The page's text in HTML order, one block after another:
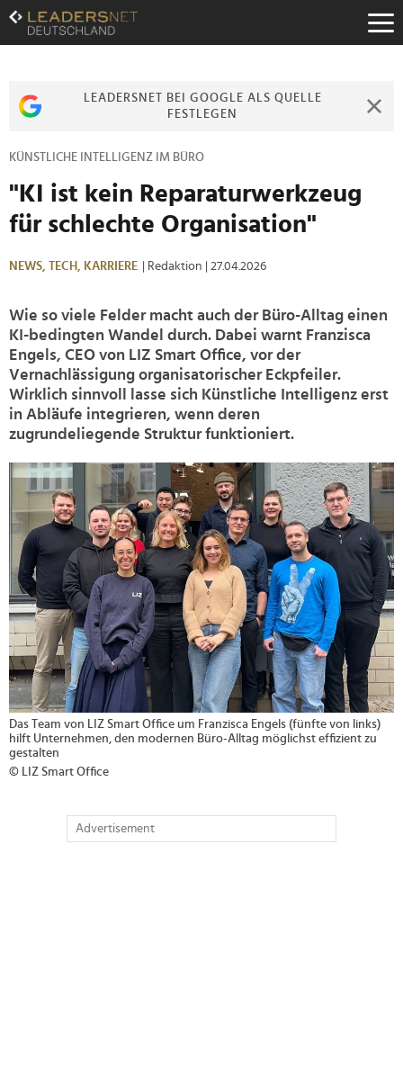
Zum
Inhalt
Zur
Zur
LEADERSNET BEI GOOGLE ALS QUELLE
FESTLEGEN
KÜNSTLICHE INTELLIGENZ IM BÜRO
"KI ist kein Reparaturwerkzeug
für schlechte Organisation"
NEWS, TECH, KARRIERE | Redaktion | 27.04.2026
Wie so viele Felder macht auch der Büro-Alltag einen
KI-bedingten Wandel durch. Dabei warnt Franzisca
Engels, CEO von LIZ Smart Office, vor der
Vernachlässigung organisatorischer Eckpfeiler.
Wirklich sinnvoll lasse sich Künstliche Intelligenz erst
in Abläufe integrieren, wenn deren
zugrundeliegende Struktur funktioniert.
>
Das Team von LIZ Smart Office um Franzisca Engels (fünfte von links)
hilft Unternehmen, den modernen Büro-Alltag möglichst effizient zu
gestalten
© LIZ Smart Office
Advertisement